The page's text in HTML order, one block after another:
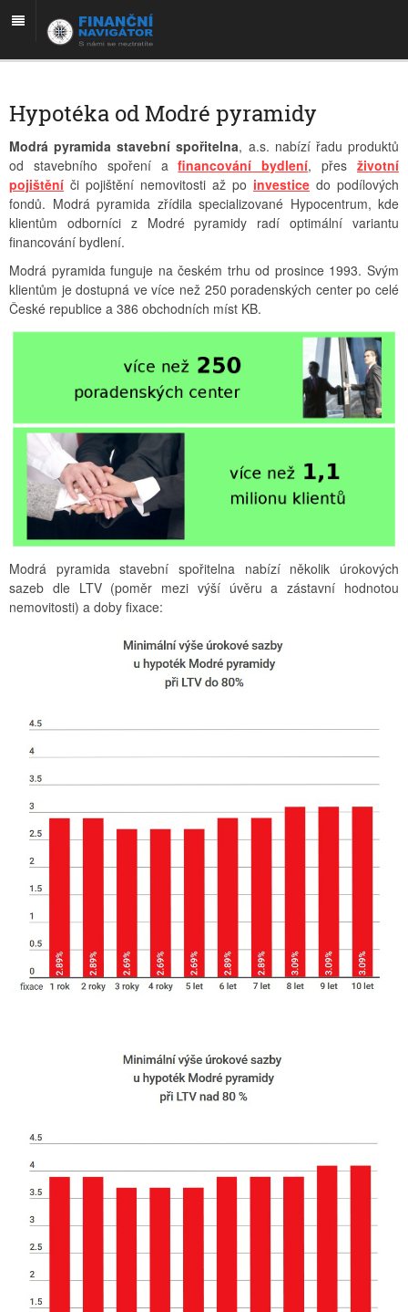
Hypotéka od Modré pyramidy
Modrá pyramida stavební spořitelna, a.s. nabízí řadu produktů
od stavebního spoření afinancování bydlení, přesživotní
pojištění či pojištění nemovitosti až po investice do podílových
fondů. Modrá pyramida zřídila specializované Hypocentrum, kde
klientům odborníci z Modré pyramidy radí optimální variantu
financování bydlení.
Modrá pyramida funguje na českém trhu od prosince 1993. Svým
klientům je dostupná ve více než 250 poradenských center po celé
České republice a 386 obchodních míst KB.
Modrá pyramida stavební spořitelna nabízí několik úrokových
sazeb dle LTV (poměr mezi výší úvěru a zástavní hodnotou
nemovitosti) a doby fixace: